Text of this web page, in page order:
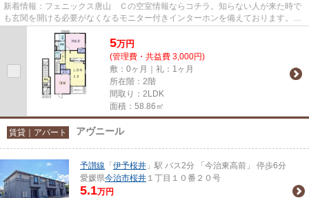
新着情報：フェニックス唐山 Ｃの空室情報ならコチラ。知らない人が来た時で
も玄関を開ける必要がなくなるモニター付きインターホンを備えております。室
内設備は浴室乾燥機・洗面所...
5万円
(管理費・共益費 3,000円)
敷：0ヶ月｜礼：1ヶ月
所在階：2階
間取り：2LDK
面積：58.86㎡
賃貸｜アパート アヴニール
予讃線 「 伊予桜井 」駅 バス2分 「今治東高前」 停歩6分
愛媛県今治市桜井 １丁目１０番２０号
5.1万円